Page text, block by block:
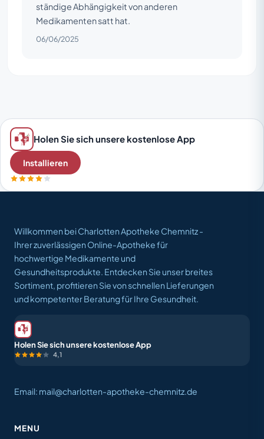
ständige Abhängigkeit von anderen
Medikamenten satt hat.
06/06/2025
Holen Sie sich unsere kostenlose App
Installieren
Willkommen bei Charlotten Apotheke Chemnitz -
Ihrer zuverlässigen Online-Apotheke für
hochwertige Medikamente und
Gesundheitsprodukte. Entdecken Sie unser breites
Sortiment, profitieren Sie von schnellen Lieferungen
und kompetenter Beratung für Ihre Gesundheit.
Holen Sie sich unsere kostenlose App
4,1
Email: mail@charlotten-apotheke-chemnitz.de
MENU